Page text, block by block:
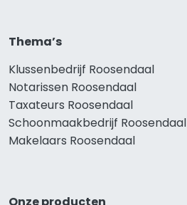
Thema’s
Klussenbedrijf Roosendaal
Notarissen Roosendaal
Taxateurs Roosendaal
Schoonmaakbedrijf Roosendaal
Makelaars Roosendaal